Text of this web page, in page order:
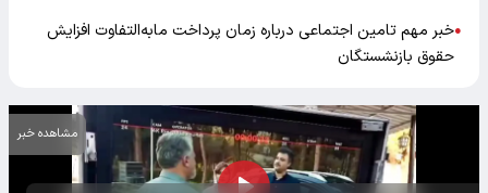
●خبر مهم تامین اجتماعی درباره زمان پرداخت مابه‌التفاوت افزایش
حقوق بازنشستگان
مشاهده خبر